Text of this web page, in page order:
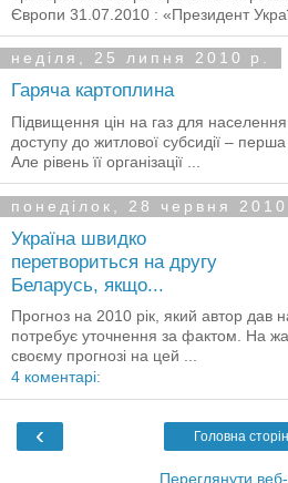
Європи 31.07.2010 : «Президент
неділя, 25 липня 2010 р.
Гаряча картоплина
Підвищення цін на газ для
доступу до житлової субсидії –
Але рівень її організації ...
понеділок, 28 червня 2010
Україна швидко
перетвориться на другу
Беларусь, якщо...
Прогноз на 2010 рік, який автор дав
потребує уточнення за фактом. На
своєму прогнозі на цей ...
4 коментарі:
‹ Головна
Переглянути